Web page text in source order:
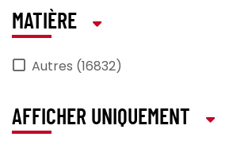
ANIMO (22)
ANTIKAL (1)
APS (430)
araven (2)
Arcoroc (464)
MATIÈRE
Autres (16832)
AFFICHER UNIQUEMENT